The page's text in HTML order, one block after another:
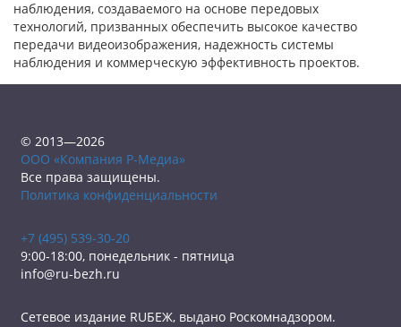
наблюдения, создаваемого на основе передовых
технологий, призванных обеспечить высокое качество
передачи видеоизображения, надежность системы
наблюдения и коммерческую эффективность проектов.
© 2013—2026
ООО «Компания Р-Медиа»
Все права защищены.
Политика конфиденциальности
+7 (495) 539-30-20
9:00-18:00, понедельник - пятница
info@ru-bezh.ru
Сетевое издание RUБЕЖ, выдано Роскомнадзором.